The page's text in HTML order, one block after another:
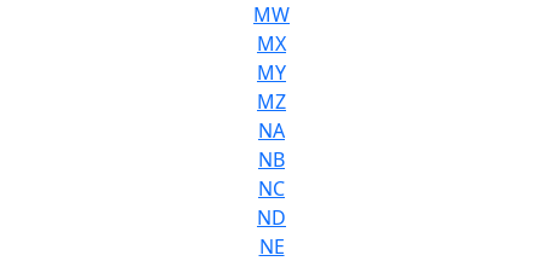
MW
MX
MY
MZ
NA
NB
NC
ND
NE